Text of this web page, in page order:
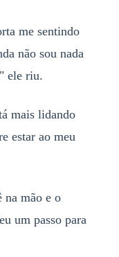
me sentindo
não sou nada
ele riu.
mais lidando
estar ao meu
mão e o
um passo para